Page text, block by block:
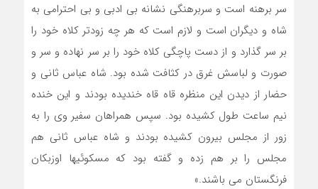
سر برهنه است و سربرهنگی نشانه بی ادبی و بی احترامی به
شاه و دیگران است و لازم است که هر چه زودتر کلاه خود را
بر سر گذارد و از دست پاچگی کلاه خود را بر سر نهاده و سر و
صورت و لباسش غرق در کثافت شده بود. شاه عباس ثانی و
حضار از دیدن این منظره قاه قاه خندیده بودند و این خنده
نیم ساعت طول کشیده بود. سپس همراهان سفیر وی را به
زور از مجلس بیرون کشیده بودند و شاه عباس ثانی هم
مجلس را بر هم زده و گفته بود که مسکوئیها اوزبکان
فرنگستان می باشند.»